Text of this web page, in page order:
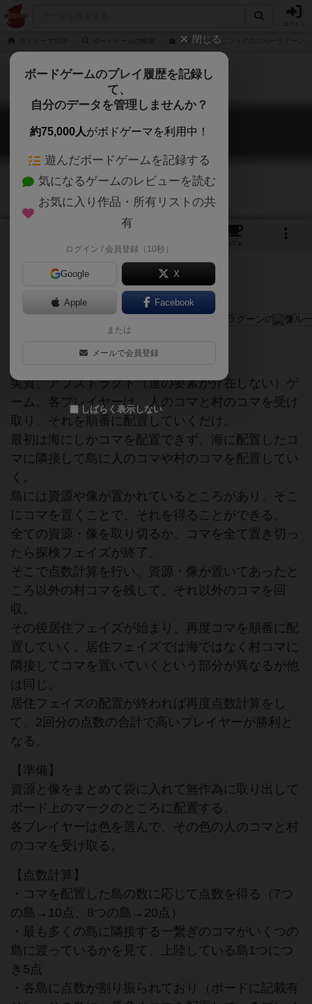
ライナー・クニツィアのブルーラグーン
ブルーラグーン
Blue Lagoon
カフェ
実質、アブストラクト（運の要素が介在しない）ゲ
ーム。各プレイヤーは、人のコマと村のコマを受け
取り、それを順番に配置していくだけ。
最初は海にしかコマを配置できず、海に配置したコ
マに隣接して島に人のコマや村のコマを配置してい
く。
島には資源や像が置かれているところがあり、そこ
にコマを置くことで、それを得ることができる。
全ての資源・像を取り切るか、コマを全て置き切っ
たら探検フェイズが終了。
そこで点数計算を行い、資源・像が置いてあったと
ころ以外の村コマを残して、それ以外のコマを回
収。
その後居住フェイズが始まり、再度コマを順番に配
置していく。居住フェイズでは海ではなく村コマに
隣接してコマを置いていくという部分が異なるが他
は同じ。
居住フェイズの配置が終われば再度点数計算をし
て、2回分の点数の合計で高いプレイヤーが勝利と
なる。
【準備】
資源と像をまとめて袋に入れて無作為に取り出して
ボード上のマークのところに配置する。
各プレイヤーは色を選んで、その色の人のコマと村
のコマを受け取る。
【点数計算】
・コマを配置した島の数に応じて点数を得る（7つ
の島→10点、8つの島→20点）
・最も多くの島に隣接する一繋ぎのコマがいくつの
島に渡っているかを見て、上陸している島1つにつ
き5点
・各島に点数が割り振られており（ボードに記載有
閉じる
ボードゲームのプレイ履歴を記録し
て、
自分のデータを管理しませんか？
約75,000人がボドゲーマを利用中！
遊んだボードゲームを記録する
気になるゲームのレビューを読む
お気に入り作品・所有リストの共
有
ログイン / 会員登録（10秒）
Google X
Apple Facebook
または
メールで会員登録
しばらく表示しない